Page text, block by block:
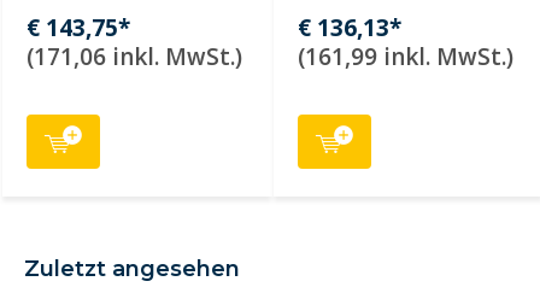
€ 143,75*
(171,06 inkl. MwSt.)
€ 136,13*
(161,99 inkl. MwSt.)
Zuletzt angesehen